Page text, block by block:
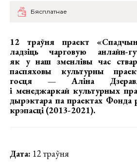
Бясплатнае
12 траўня праект
ладзіць чарговую
як у наш зменлівы час
паспяховы культурны
госця — Аліна
і менеджаркай культурных
дырэктара па праектах Фонда
крэпасці (2013-2021).
Дата: 12 траўня